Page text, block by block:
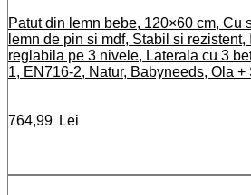
Patut din lemn bebe, 120×60 cm, Cu
lemn de pin si mdf, Stabil si rezistent,
reglabila pe 3 nivele, Laterala cu 3
1, EN716-2, Natur, Babyneeds, Ola +
764,99 Lei